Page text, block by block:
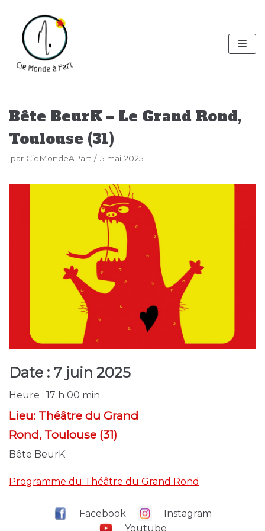
au
contenu
Bête BeurK – Le Grand Rond,
Toulouse (31)
par CieMondeAPart 5 mai 2025
Date : 7 juin 2025
Heure : 17 h 00 min
Lieu: Théâtre du Grand
Rond, Toulouse (31)
Bête BeurK
Programme du Théâtre du Grand Rond
Facebook
Instagram
Youtube